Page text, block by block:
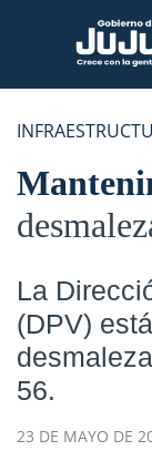
La
(DPV)
56.
23 DE MAYO DE